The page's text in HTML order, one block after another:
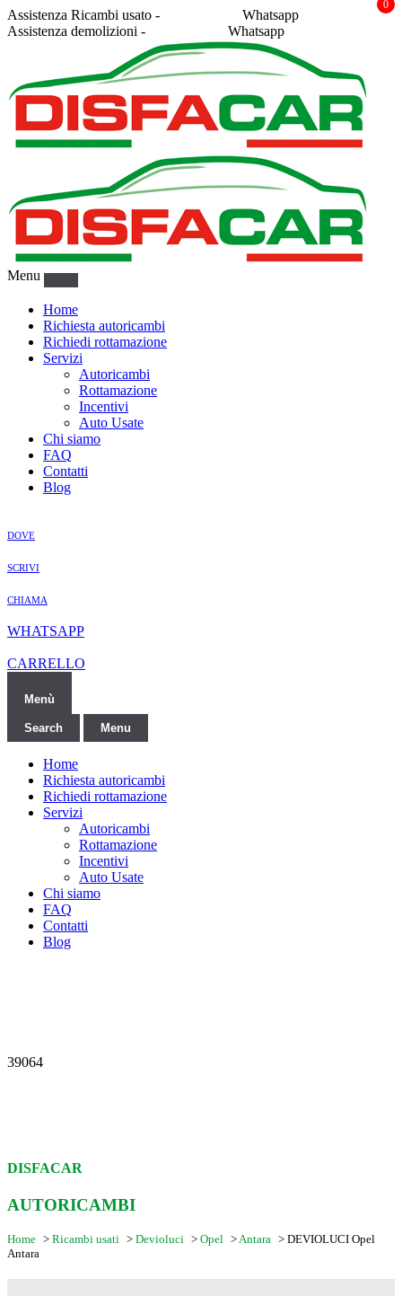
Assistenza Ricambi usato -
Whatsapp
Assistenza demolizioni -
Whatsapp
Menu
Home
Richiesta autoricambi
Richiedi rottamazione
Servizi
Autoricambi
Rottamazione
Incentivi
Auto Usate
Chi siamo
FAQ
Contatti
Blog
DOVE
SCRIVI
CHIAMA
WHATSAPP
0
CARRELLO
Menù
Search Menu
Home
Richiesta autoricambi
Richiedi rottamazione
Servizi
Autoricambi
Rottamazione
Incentivi
Auto Usate
Chi siamo
FAQ
Contatti
Blog
39064
DISFACAR
AUTORICAMBI
Home > Ricambi usati > Devioluci > Opel >Antara > DEVIOLUCI Opel
Antara